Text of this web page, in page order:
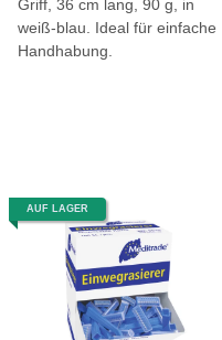
Griff, 36 cm lang, 90 g, in
weiß-blau. Ideal für einfache
Handhabung.
AUF LAGER